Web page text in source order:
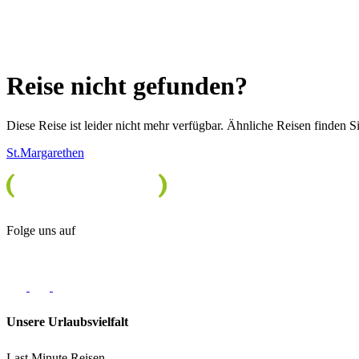
Reise nicht gefunden?
Diese Reise ist leider nicht mehr verfügbar. Ähnliche Reisen finden
St.Margarethen
Folge uns auf
Unsere Urlaubsvielfalt